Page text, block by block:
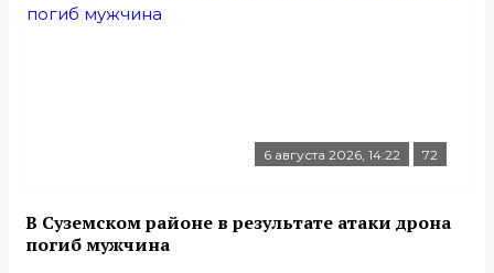
6 августа 2026, 14:22 72
В Суземском районе в результате атаки дрона
погиб мужчина